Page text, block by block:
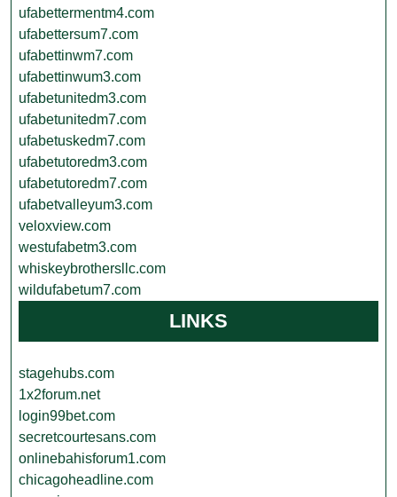
ufabettermentm4.com
ufabettersum7.com
ufabettinwm7.com
ufabettinwum3.com
ufabetunitedm3.com
ufabetunitedm7.com
ufabetuskedm7.com
ufabetutoredm3.com
ufabetutoredm7.com
ufabetvalleyum3.com
veloxview.com
westufabetm3.com
whiskeybrothersllc.com
wildufabetum7.com
LINKS
stagehubs.com
1x2forum.net
login99bet.com
secretcourtesans.com
onlinebahisforum1.com
chicagoheadline.com